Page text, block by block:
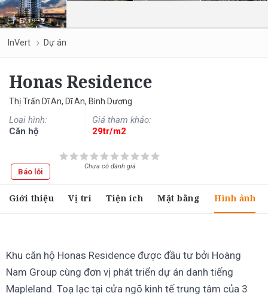
InVert Dự án
Honas Residence
Thị Trấn Dĩ An, Dĩ An, Bình Dương
Loại hình:
Căn hộ
Giá tham khảo:
29tr/m2
Báo lỗi
Chưa có đánh giá
Giới thiệu Vị trí Tiện ích Mặt bằng Hình ảnh
Khu căn hộ Honas Residence được đầu tư bởi Hoàng
Nam Group cùng đơn vị phát triển dự án danh tiếng
Mapleland. Toạ lạc tại cửa ngõ kinh tế trung tâm của 3